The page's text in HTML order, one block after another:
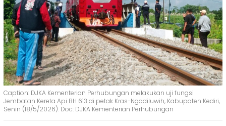
Caption: DJKA Kementerian Perhubungan melakukan uji fungsi
Jembatan Kereta Api BH 613 di petak Kras-Ngadiluwih, Kabupaten Kediri,
Senin (18/5/2026). Doc: DJKA Kementerian Perhubungan